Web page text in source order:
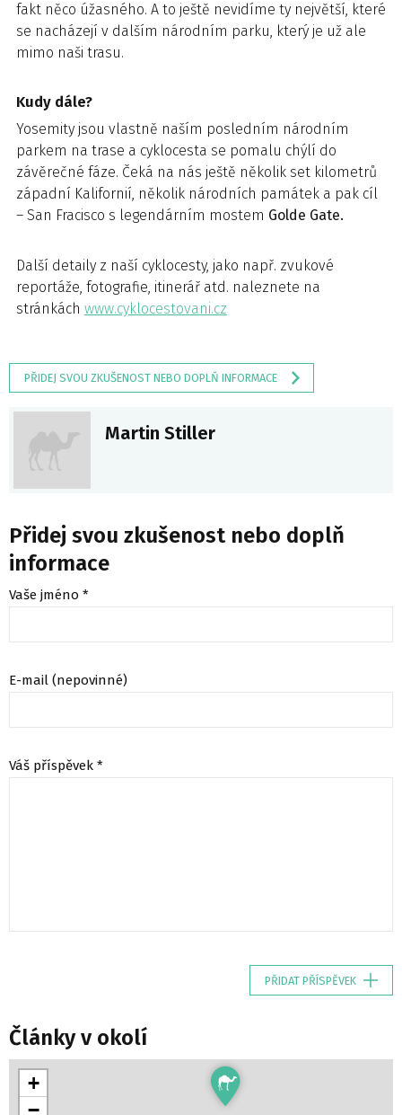
fakt něco úžasného. A to ještě nevidíme ty největší, které
se nacházejí v dalším národním parku, který je už ale
mimo naši trasu.
Kudy dále?
Yosemity jsou vlastně naším posledním národním
parkem na trase a cyklocesta se pomalu chýlí do
závěrečné fáze. Čeká na nás ještě několik set kilometrů
západní Kalifornií, několik národních památek a pak cíl
– San Fracisco s legendárním mostem Golde Gate.
Další detaily z naší cyklocesty, jako např. zvukové
reportáže, fotografie, itinerář atd. naleznete na
stránkách www.cyklocestovani.cz
PŘIDEJ SVOU ZKUŠENOST NEBO DOPLŇ INFORMACE
Martin Stiller
Přidej svou zkušenost nebo doplň
informace
Vaše jméno *
E-mail (nepovinné)
Váš příspěvek *
PŘIDAT PŘÍSPĚVEK
Články v okolí
+
−